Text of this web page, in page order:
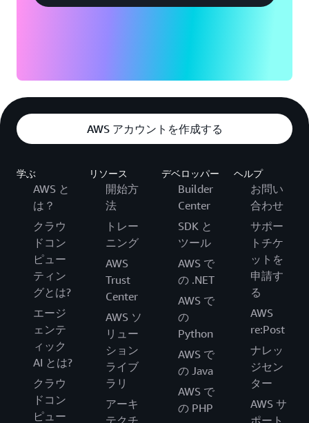
AWS アカウントを作成する
学ぶ
AWS と
は？
クラウ
ドコン
ピュー
ティン
グとは?
エージ
ェンテ
ィック
AI とは?
クラウ
ドコン
ピュー
リソース
開始方
法
トレー
ニング
AWS
Trust
Center
AWS ソ
リュー
ション
ライブ
ラリ
アーキ
テクチ
デベロッパー
Builder
Center
SDK と
ツール
AWS で
の .NET
AWS で
の
Python
AWS で
の Java
AWS で
の PHP
ヘルプ
お問い
合わせ
サポー
トチケ
ットを
申請す
る
AWS
re:Post
ナレッ
ジセン
ター
AWS サ
ポート